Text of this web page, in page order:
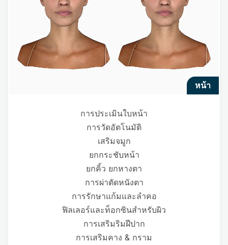
หน้า
การประเมินใบหน้า
การวัดอัตโนมัติ
เสริมจมูก
ยกกระชับหน้า
ยกคิ้ว ยกหางตา
การผ่าตัดหนังตา
การรักษาแก้มและลำคอ
ฟิลเลอร์และท็อกซินสำหรับผิว
การเสริมริมฝีปาก
การเสริมคาง & กราม